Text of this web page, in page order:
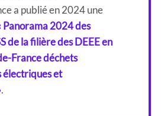
a publié en 2024 une
Panorama 2024 des
de la filière des DEEE en
France déchets
électriques et
.